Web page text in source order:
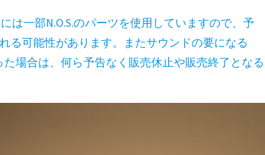
は一部N.O.S.のパーツを使用していますので、予
る可能性があります。またサウンドの要になる
場合は、何ら予告なく販売休止や販売終了となる